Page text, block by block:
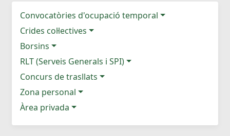
Convocatòries d'ocupació temporal
Crides col·lectives
Borsins
RLT (Serveis Generals i SPI)
Concurs de trasllats
Zona personal
Àrea privada